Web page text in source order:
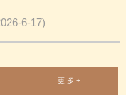
6-17)
更 多 +